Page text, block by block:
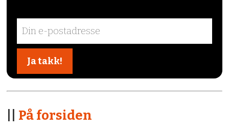
På forsiden